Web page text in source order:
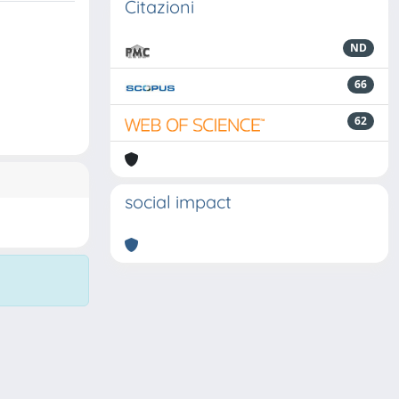
Citazioni
ND
66
62
social impact